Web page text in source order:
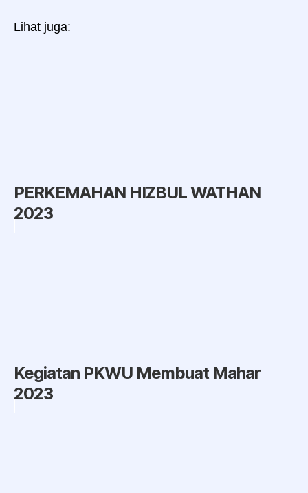
Lihat juga:
PERKEMAHAN HIZBUL WATHAN
2023
Kegiatan PKWU Membuat Mahar
2023